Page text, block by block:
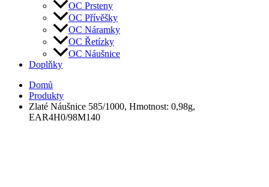
OC Prsteny
OC Přívěšky
OC Náramky
OC Řetízky
OC Náušnice
Doplňky
Domů
Produkty
Zlaté Náušnice 585/1000, Hmotnost: 0,98g,
EAR4H0/98M140